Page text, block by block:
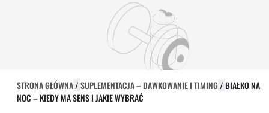
STRONA GŁÓWNA/SUPLEMENTACJA – DAWKOWANIE I TIMING /BIAŁKO NA
NOC – KIEDY MA SENS I JAKIE WYBRAĆ